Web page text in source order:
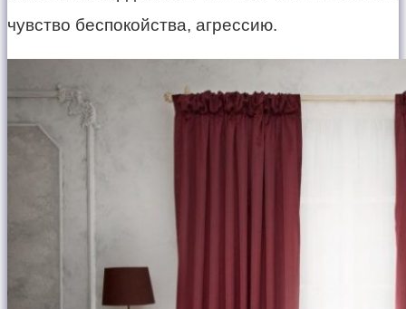
чувство беспокойства, агрессию.